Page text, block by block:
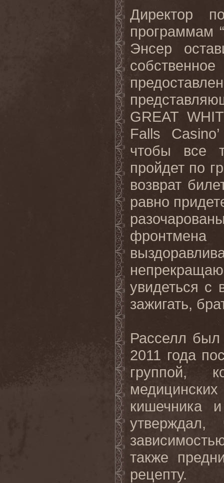
Директор
программам “
Энсер
GREAT
Falls
Casino
чтобы все
пройдет по
возврат
равно
увидеться с
зажигать,
Расселл был
2011 года
группой,
кишечника
также
рецепту.